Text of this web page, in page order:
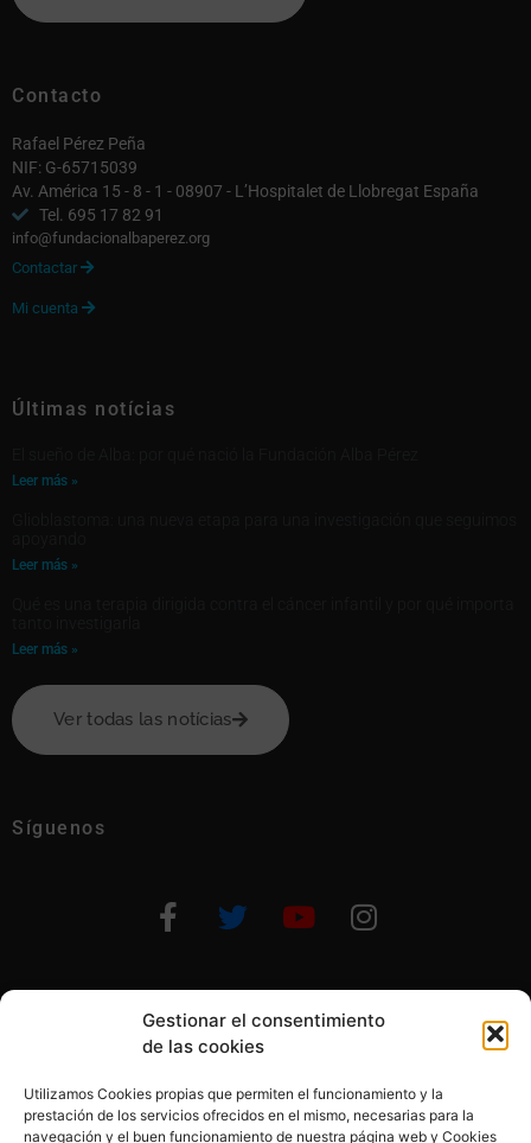
Gestionar el consentimiento
de las cookies
Utilizamos Cookies propias que permiten el funcionamiento y la
prestación de los servicios ofrecidos en el mismo, necesarias para la
navegación y el buen funcionamiento de nuestra página web y Cookies
Contacto
Rafael Pérez Peña
NIF: G-65715039
Av. América 15 - 8 - 1 - 08907 - L’Hospitalet de Llobregat España
Tel. 695 17 82 91
info@fundacionalbaperez.org
Contactar 
Mi cuenta 
Últimas notícias
Leer más »
Leer más »
Leer más »
Ver todas las notícias
Síguenos
Otras formas de ayudar